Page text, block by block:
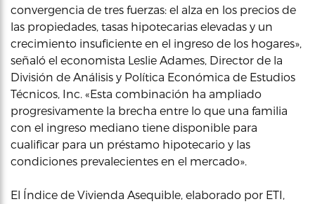
convergencia de tres fuerzas: el alza en los precios de
las propiedades, tasas hipotecarias elevadas y un
crecimiento insuficiente en el ingreso de los hogares»,
señaló el economista Leslie Adames, Director de la
División de Análisis y Política Económica de Estudios
Técnicos, Inc. «Esta combinación ha ampliado
progresivamente la brecha entre lo que una familia
con el ingreso mediano tiene disponible para
cualificar para un préstamo hipotecario y las
condiciones prevalecientes en el mercado».
El Índice de Vivienda Asequible, elaborado por ETI,